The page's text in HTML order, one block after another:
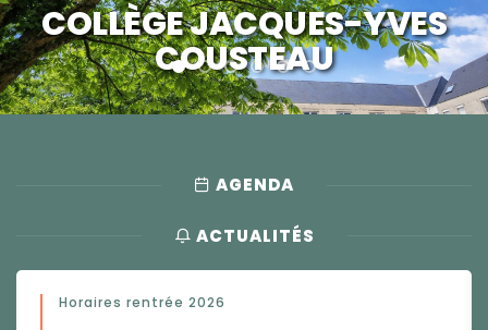
COLLÈGE JACQUES-YVES
COUSTEAU
AGENDA
ACTUALITÉS
Horaires rentrée 2026